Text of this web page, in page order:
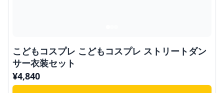
こどもコスプレ こどもコスプレ ストリートダン
サー衣装セット
¥4,840